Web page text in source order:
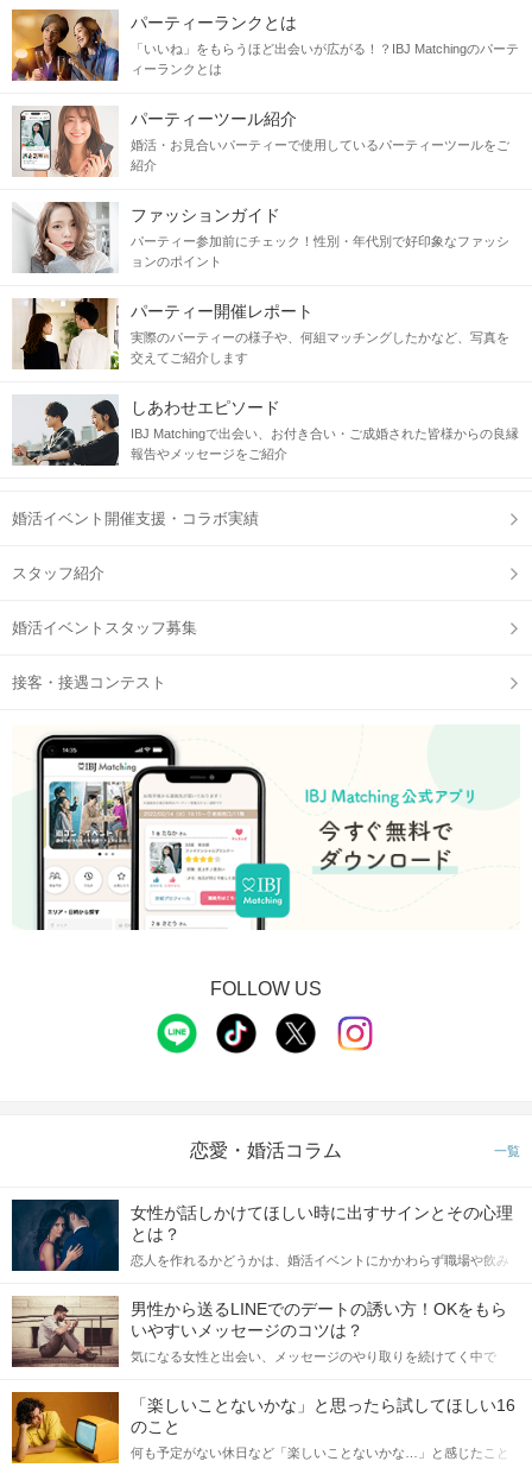
パーティーランクとは
「いいね」をもらうほど出会いが広がる！？IBJ Matchingのパーテ
ィーランクとは
パーティーツール紹介
婚活・お見合いパーティーで使用しているパーティーツールをご
紹介
ファッションガイド
パーティー参加前にチェック！性別・年代別で好印象なファッシ
ョンのポイント
パーティー開催レポート
実際のパーティーの様子や、何組マッチングしたかなど、写真を
交えてご紹介します
しあわせエピソード
IBJ Matchingで出会い、お付き合い・ご成婚された皆様からの良縁
報告やメッセージをご紹介
婚活イベント開催支援・コラボ実績
スタッフ紹介
婚活イベントスタッフ募集
接客・接遇コンテスト
FOLLOW US
恋愛・婚活コラム 一覧
女性が話しかけてほしい時に出すサインとその心理
とは？
恋人を作れるかどうかは、婚活イベントにかかわらず職場や飲み
てアプローチできるかにも左右されます。 これから恋人作りを本
格的に始めようとしている方は、女性が異性を求めて出すサイン
をしっかりと理解し、正しい行動に移せるかどうかが重要。 この
記事では、女性が話しかけて欲しい時に出すサインとその心理を
合にどのような行動に繋げるべきかをご紹介していきます。
男性から送るLINEでのデートの誘い方！OKをもら
いやすいメッセージのコツは？
気になる女性と出会い、メッセージのやり取りを続けてく中で
しかし、中には「どう誘ったらいいの？」とお困りの男性もいら
っしゃるのではないでしょうか。 そこで今回は、男性から女性へ
送るLINEでのデートの誘い方のコツをご紹介します。例文も混じ
えながら解説するので、ぜひ参考にしてください。
「楽しいことないかな」と思ったら試してほしい16
のこと
何も予定がない休日など「楽しいことないかな…」と感じたこと